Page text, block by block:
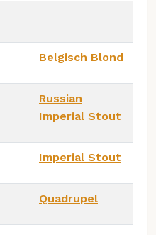
Belgisch Blond
Russian
Imperial Stout
Imperial Stout
Quadrupel